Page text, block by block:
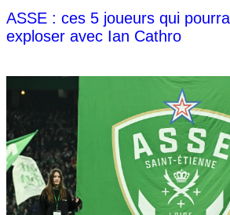
ASSE : ces 5 joueurs qui
exploser avec Ian Cathro